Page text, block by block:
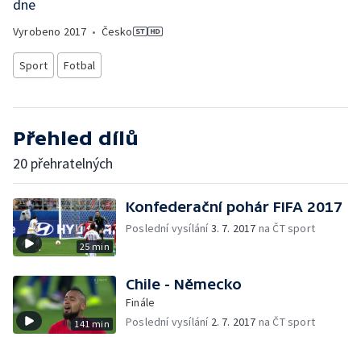
dne
Vyrobeno 2017 • Česko
Sport Fotbal
Přehled dílů
20 přehratelných
25 min
Konfederační pohár FIFA 2017
Poslední vysílání3. 7. 2017 na ČT sport
141 min
Chile - Německo
Finále
Poslední vysílání 2. 7. 2017 na ČT sport